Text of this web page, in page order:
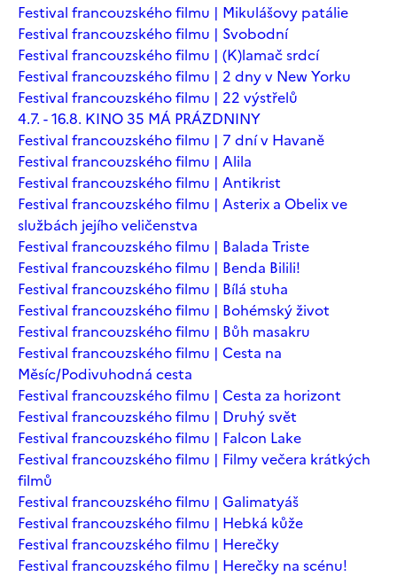
Festival francouzského filmu | Mikulášovy patálie
Festival francouzského filmu | Svobodní
Festival francouzského filmu | (K)lamač srdcí
Festival francouzského filmu | 2 dny v New Yorku
Festival francouzského filmu | 22 výstřelů
4.7. - 16.8. KINO 35 MÁ PRÁZDNINY
Festival francouzského filmu | 7 dní v Havaně
Festival francouzského filmu | Alila
Festival francouzského filmu | Antikrist
Festival francouzského filmu | Asterix a Obelix ve
službách jejího veličenstva
Festival francouzského filmu | Balada Triste
Festival francouzského filmu | Benda Bilili!
Festival francouzského filmu | Bílá stuha
Festival francouzského filmu | Bohémský život
Festival francouzského filmu | Bůh masakru
Festival francouzského filmu | Cesta na
Měsíc/Podivuhodná cesta
Festival francouzského filmu | Cesta za horizont
Festival francouzského filmu | Druhý svět
Festival francouzského filmu | Falcon Lake
Festival francouzského filmu | Filmy večera krátkých
filmů
Festival francouzského filmu | Galimatyáš
Festival francouzského filmu | Hebká kůže
Festival francouzského filmu | Herečky
Festival francouzského filmu | Herečky na scénu!